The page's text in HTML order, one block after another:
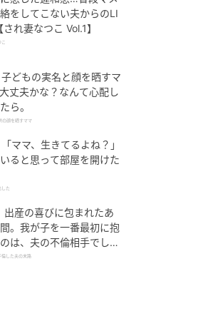
をしてこない夫からのLI
され妻なつこ Vol.1】
どもの実名と顔を晒すマ
丈夫かな？なんて心配し
ら。
の顔を晒すママ
ママ、生きてるよね？」
ると思って部屋を開けた
した
産の喜びに包まれたあ
。我が子を一番最初に抱
は、夫の不倫相手でし
倫した夫の末路